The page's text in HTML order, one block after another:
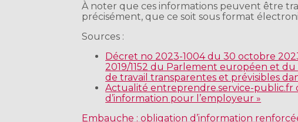
À noter que ces informations peuvent être
précisément, que ce soit sous format
Sources :
Décret no 2023-1004 du 30 octobre
2019/1152 du Parlement européen et
de travail transparentes et prévisibles
Actualité entreprendre.service-public.fr
d’information pour l’employeur »
Embauche : obligation d’information